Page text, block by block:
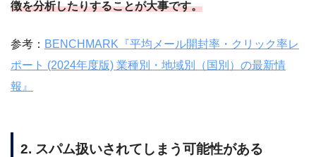
徴を分析したりすることが大事です。
参考： BENCHMARK『平均メール開封率・クリック率レ
ポート (2024年度版) 業種別・地域別（国別）の最新情
報』
2. スパム扱いされてしまう可能性がある